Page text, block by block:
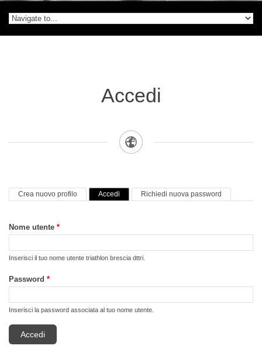
Accedi
Schede primarie
Crea nuovo profilo Accedi (scheda attiva)
Richiedi nuova password
Nome utente *
Inserisci il tuo nome utente triathlon brescia dttri.
Password *
Inserisci la password associata al tuo nome utente.